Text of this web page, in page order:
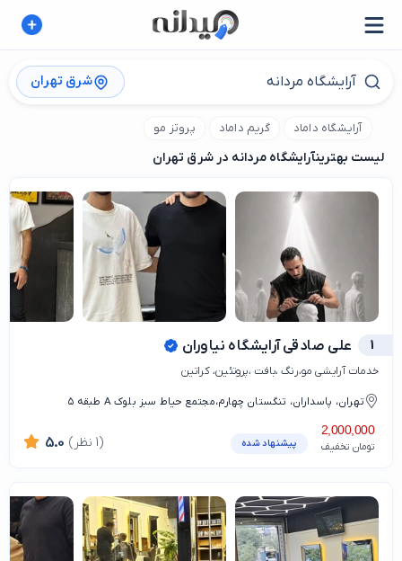
شرق تهران
آرایشگاه داماد گریم داماد پروتز مو
لیست بهترینآرایشگاه مردانه در شرق تهران
1 علی صادقی آرایشگاه نیاوران
خدمات آرایشی مو،رنگ ،بافت ،پروتئین، کراتین
تهران، پاسداران، تنگستان چهارم،مجتمع حیاط سبز بلوک A طبقه ۵
2,000,000
تومان تخفیف پیشنهاد شده 5.0 (1 نظر)